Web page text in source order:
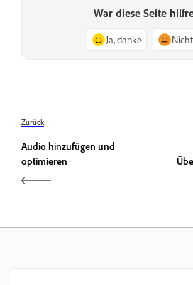
War diese Seite
Ja, danke
Zurück
Audio hinzufügen und
optimieren